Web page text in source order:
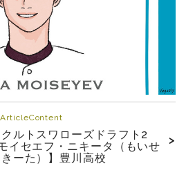
ルトスワローズドラフト2
イセエフ・ニキータ（もいせ
ーた）】豊川高校
>